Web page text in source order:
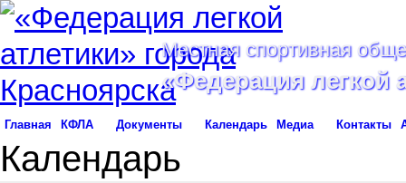
Местная спортивная
«Федерация легкой
Главная КФЛА Документы Календарь Медиа Контакты
Календарь